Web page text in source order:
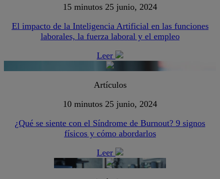
15 minutos 25 junio, 2024
El impacto de la Inteligencia Artificial en las funciones
laborales, la fuerza laboral y el empleo
Leer
Artículos
10 minutos 25 junio, 2024
¿Qué se siente con el Síndrome de Burnout? 9 signos
físicos y cómo abordarlos
Leer